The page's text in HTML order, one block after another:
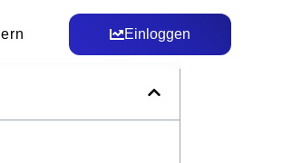
Einloggen